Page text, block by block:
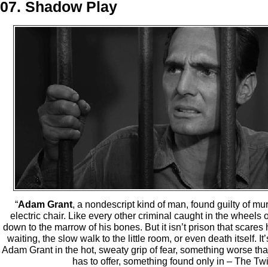
07. Shadow Play
“Adam Grant, a nondescript kind of man, found guilty of
electric chair. Like every other criminal caught in the wheels
down to the marrow of his bones. But it isn’t prison that
waiting, the slow walk to the little room, or even death itself.
Adam Grant in the hot, sweaty grip of fear, something worse
has to offer, something found only in – The